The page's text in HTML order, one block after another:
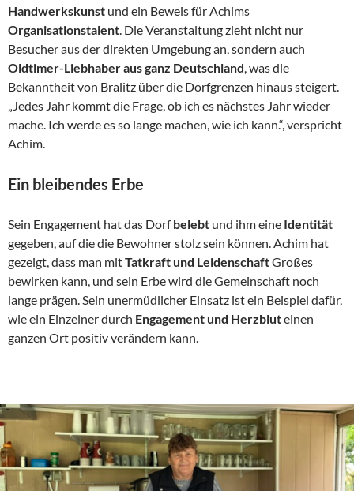
Handwerkskunst und ein Beweis für Achims
Organisationstalent . Die Veranstaltung zieht nicht nur
Besucher aus der direkten Umgebung an, sondern auch
Oldtimer-Liebhaber aus ganz Deutschland , was die
Bekanntheit von Bralitz über die Dorfgrenzen hinaus steigert.
„Jedes Jahr kommt die Frage, ob ich es nächstes Jahr wieder
mache. Ich werde es so lange machen, wie ich kann.“, verspricht
Achim.
Ein bleibendes Erbe
Sein Engagement hat das Dorfbelebt und ihm eine Identität
gegeben, auf die die Bewohner stolz sein können. Achim hat
gezeigt, dass man mitTatkraft und LeidenschaftGroßes
bewirken kann, und sein Erbe wird die Gemeinschaft noch
lange prägen. Sein unermüdlicher Einsatz ist ein Beispiel dafür,
wie ein Einzelner durch Engagement und Herzbluteinen
ganzen Ort positiv verändern kann.